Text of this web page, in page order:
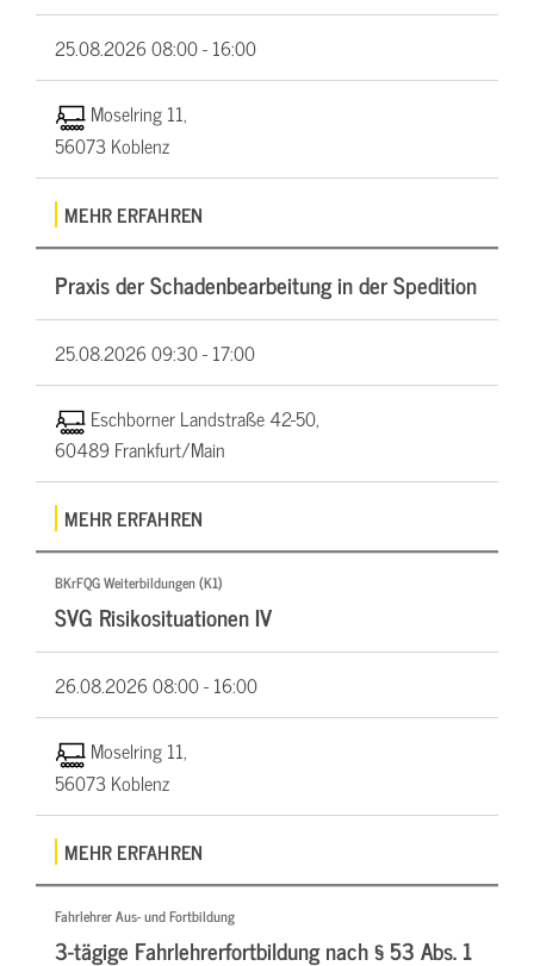
25.08.202608:00 - 16:00
Moselring 11,
56073 Koblenz
MEHR ERFAHREN
Praxis der Schadenbearbeitung in der Spedition
25.08.202609:30 - 17:00
Eschborner Landstraße 42-50,
60489 Frankfurt/Main
MEHR ERFAHREN
BKrFQG Weiterbildungen (K1)
SVG Risikosituationen IV
26.08.202608:00 - 16:00
Moselring 11,
56073 Koblenz
MEHR ERFAHREN
Fahrlehrer Aus- und Fortbildung
3-tägige Fahrlehrerfortbildung nach § 53 Abs. 1